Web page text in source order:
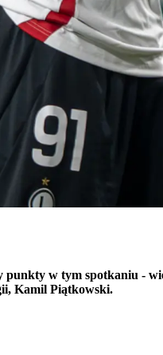
w tym spotkaniu -
Kamil Piątkowski.